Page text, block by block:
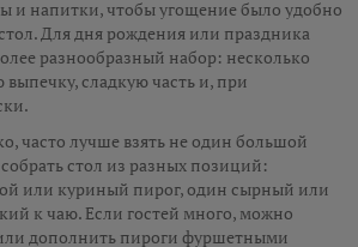
напитки, чтобы угощение было удобно
Для дня рождения или праздника
разнообразный набор: несколько
сладкую часть и, при
часто лучше взять не один большой
стол из разных позиций:
или куриный пирог, один сырный или
к чаю. Если гостей много, можно
дополнить пироги фуршетными